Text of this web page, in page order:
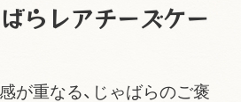
らレアチーズケー
が重なる、じゃばらのご褒